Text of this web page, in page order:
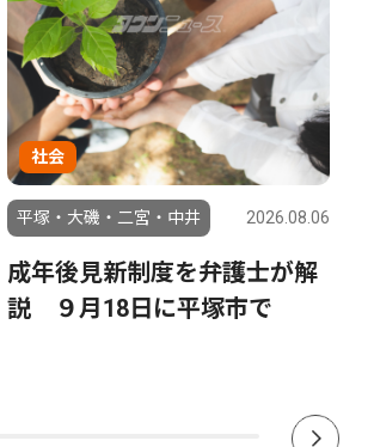
社会
平塚・大磯・二宮・中井 2026.08.06
成年後見新制度を弁護士が解
説 ９月18日に平塚市で